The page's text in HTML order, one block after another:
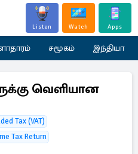
Listen Watch Apps
சமூகம் இந்தியா
வெளியான
Tax​ (VAT)
Tax Return